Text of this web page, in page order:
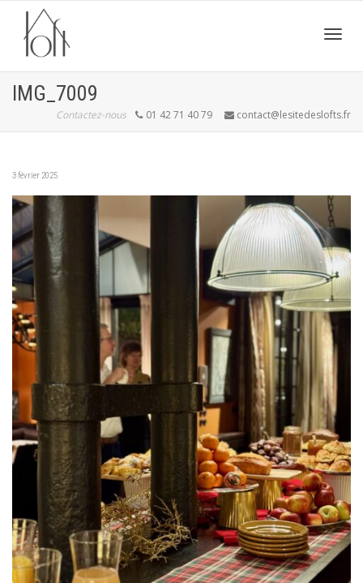
IMG_7009
Contactez-nous 01 42 71 40 79 contact@lesitedeslofts.fr
3 février 2025